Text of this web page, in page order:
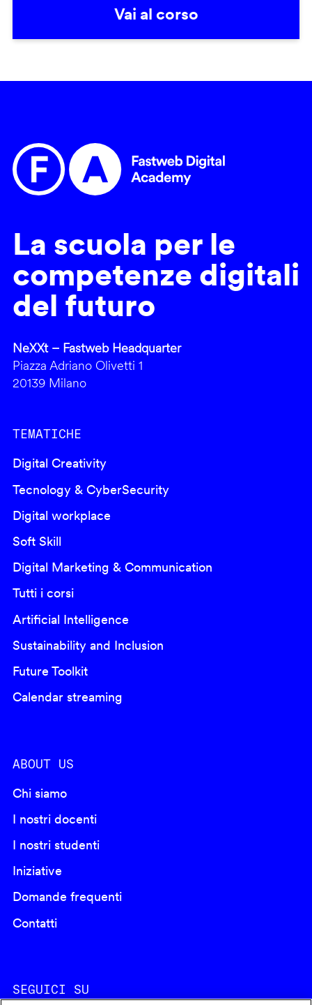
Vai al corso
La scuola per le
competenze digitali
del futuro
NeXXt – Fastweb Headquarter
Piazza Adriano Olivetti 1
20139 Milano
TEMATICHE
Digital Creativity
Tecnology & CyberSecurity
Digital workplace
Soft Skill
Digital Marketing & Communication
Tutti i corsi
Artificial Intelligence
Sustainability and Inclusion
Future Toolkit
Calendar streaming
ABOUT US
Chi siamo
I nostri docenti
I nostri studenti
Iniziative
Domande frequenti
Contatti
SEGUICI SU